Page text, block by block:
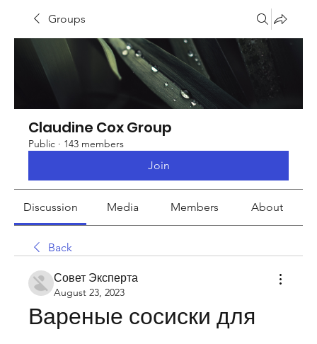
Groups
Claudine Cox Group
Public · 143 members
Join
Discussion Media Members About
Back
Совет Эксперта
August 23, 2023
Вареные сосиски для